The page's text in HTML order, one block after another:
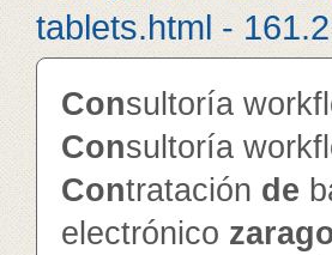
tablets.html -
Consultoría
Consultoría
Contratación de
electrónico